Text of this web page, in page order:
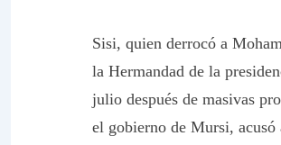
Sisi, quien derrocó a
la Hermandad de la
julio después de masivas
el gobierno de Mursi, acusó